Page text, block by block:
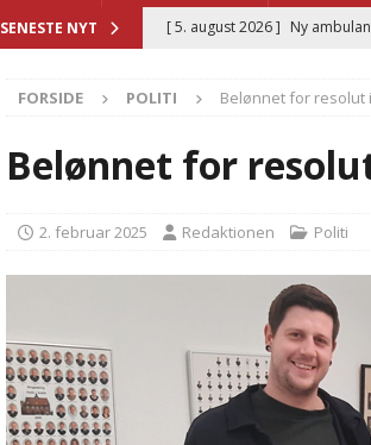
SENESTE NYT [ 5. august 2026 ] Ny
BRANDVÆSEN
[ 4. august 2026 ]
Ny treårig
[ 3. august 2026 ]
[ 5. august 2026 ]
Advarer:
i det offentlige
FORSIDE POLITI Belønnet for resolut
Belønnet for
2. februar 2025 Redaktionen Politi